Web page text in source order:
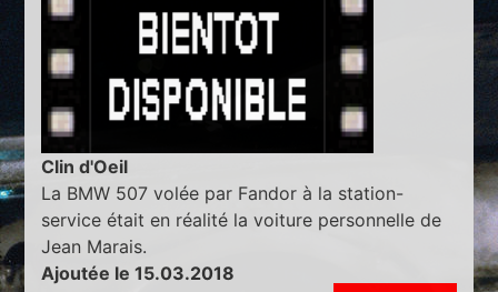
Clin d'Oeil
La BMW 507 volée par Fandor à la station-
service était en réalité la voiture personnelle de
Jean Marais.
Ajoutée le 15.03.2018